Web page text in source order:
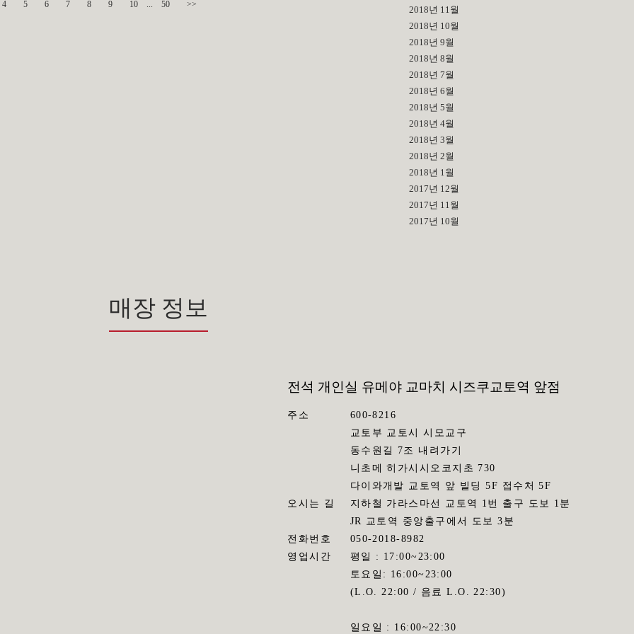
4 5 6 7 8 9 10 ... 50 >>
2018년 11월
2018년 10월
2018년 9월
2018년 8월
2018년 7월
2018년 6월
2018년 5월
2018년 4월
2018년 3월
2018년 2월
2018년 1월
2017년 12월
2017년 11월
2017년 10월
매장 정보
전석 개인실 유메야 교마치 시즈쿠교토역 앞점
주소
600-8216
교토부 교토시 시모교구
동수원길 7조 내려가기
니초메 히가시시오코지초 730
다이와개발 교토역 앞 빌딩 5F 접수처 5F
오시는 길
지하철 가라스마선 교토역 1번 출구 도보 1분
JR 교토역 중앙출구에서 도보 3분
전화번호
050-2018-8982
영업시간
평일 : 17:00~23:00
토요일: 16:00~23:00
(L.O. 22:00 / 음료 L.O. 22:30)
일요일 : 16:00~22:30